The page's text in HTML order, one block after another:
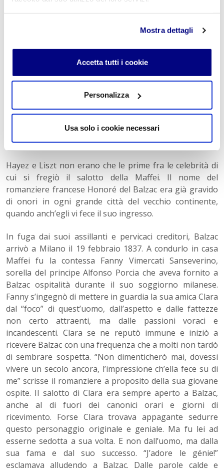
Mostra dettagli
Accetta tutti i cookie
Personalizza
Usa solo i cookie necessari
volentieri ripristinato per lei il rogo, Clara si sentì
onorata di accogliere la coppia. Liszt si esibì più volte nel
salotto della contessa. Ne apprezzava l’equilibrio, la
tronfia vanità che lo portava a raccogliere i frutti del suo
successo fra il pubblico femminile ostentando
un’irritante superbia. Ma con Clara non sfoderò mai le
sue affilate armi. La stimava troppo. E l’affetto che provò
per lei, puro, scevro da qualsiasi occulta finalità, fu
sincero e duraturo.
Hayez e Liszt non erano che le prime fra le celebrità di
cui si fregiò il salotto della Maffei. Il nome del
romanziere francese Honoré del Balzac era già gravido
di onori in ogni grande città del vecchio continente,
quando anch’egli vi fece il suo ingresso.
In fuga dai suoi assillanti e pervicaci creditori, Balzac
arrivò a Milano il 19 febbraio 1837. A condurlo in casa
Maffei fu la contessa Fanny Vimercati Sanseverino,
sorella del principe Alfonso Porcia che aveva fornito a
Balzac ospitalità durante il suo soggiorno milanese.
Fanny s’ingegnò di mettere in guardia la sua amica Clara
dal “foco” di quest’uomo, dall’aspetto e dalle fattezze
non certo attraenti, ma dalle passioni voraci e
incandescenti. Clara se ne reputò immune e iniziò a
ricevere Balzac con una frequenza che a molti non tardò
di sembrare sospetta. “Non dimenticherò mai, dovessi
vivere un secolo ancora, l’impressione ch’ella fece su di
me” scrisse il romanziere a proposito della sua giovane
ospite. Il salotto di Clara era sempre aperto a Balzac,
anche al di fuori dei canonici orari e giorni di
ricevimento. Forse Clara trovava appagante sedurre
questo personaggio originale e geniale. Ma fu lei ad
esserne sedotta a sua volta. E non dall’uomo, ma dalla
sua fama e dal suo successo. “J’adore le génie!”
esclamava alludendo a Balzac. Dalle parole calde e